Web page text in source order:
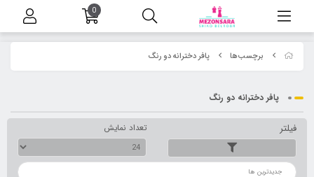
برچسب‌ها پافر دخترانه دو رنگ
پافر دخترانه دو رنگ
فیلتر تعداد نمایش
ترتیب
0